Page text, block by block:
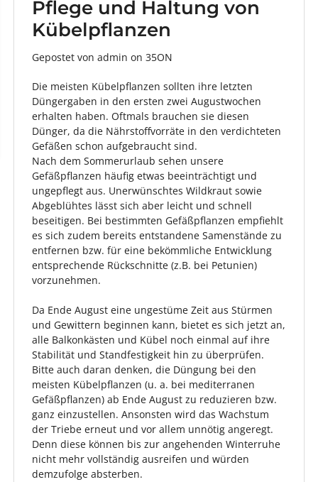
Pflege und Haltung von
Kübelpflanzen
Gepostet von admin on 35ON
Die meisten Kübelpflanzen sollten ihre letzten
Düngergaben in den ersten zwei Augustwochen
erhalten haben. Oftmals brauchen sie diesen
Dünger, da die Nährstoffvorräte in den verdichteten
Gefäßen schon aufgebraucht sind.
Nach dem Sommerurlaub sehen unsere
Gefäßpflanzen häufig etwas beeinträchtigt und
ungepflegt aus. Unerwünschtes Wildkraut sowie
Abgeblühtes lässt sich aber leicht und schnell
beseitigen. Bei bestimmten Gefäßpflanzen empfiehlt
es sich zudem bereits entstandene Samenstände zu
entfernen bzw. für eine bekömmliche Entwicklung
entsprechende Rückschnitte (z.B. bei Petunien)
vorzunehmen.
Da Ende August eine ungestüme Zeit aus Stürmen
und Gewittern beginnen kann, bietet es sich jetzt an,
alle Balkonkästen und Kübel noch einmal auf ihre
Stabilität und Standfestigkeit hin zu überprüfen.
Bitte auch daran denken, die Düngung bei den
meisten Kübelpflanzen (u. a. bei mediterranen
Gefäßpflanzen) ab Ende August zu reduzieren bzw.
ganz einzustellen. Ansonsten wird das Wachstum
der Triebe erneut und vor allem unnötig angeregt.
Denn diese können bis zur angehenden Winterruhe
nicht mehr vollständig ausreifen und würden
demzufolge absterben.